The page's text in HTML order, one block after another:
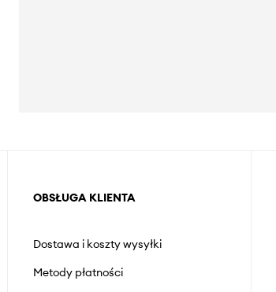
OBSŁUGA KLIENTA
Dostawa i koszty wysyłki
Metody płatności